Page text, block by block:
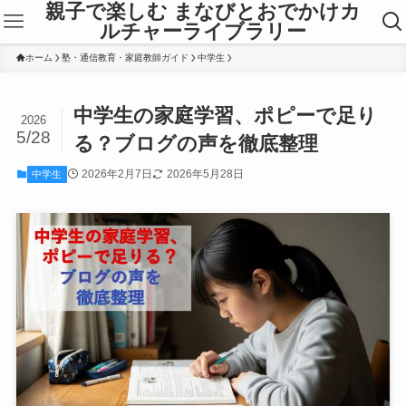
親子で楽しむ まなびとおでかけカ
ルチャーライブラリー
ホーム 塾・通信教育・家庭教師ガイド 中学生
中学生の家庭学習、ポピーで足り
る？ブログの声を徹底整理
2026
5/28
中学生 2026年2月7日 2026年5月28日